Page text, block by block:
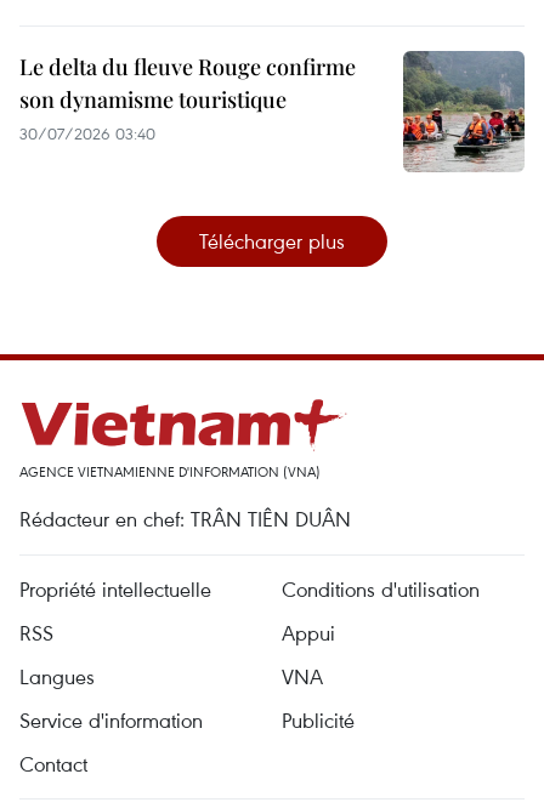
Le delta du fleuve Rouge confirme
son dynamisme touristique
30/07/2026 03:40
Télécharger plus
AGENCE VIETNAMIENNE D'INFORMATION (VNA)
Rédacteur en chef: TRÂN TIÊN DUÂN
Propriété intellectuelle
Conditions d'utilisation
RSS
Appui
Langues
VNA
Service d'information
Publicité
Contact